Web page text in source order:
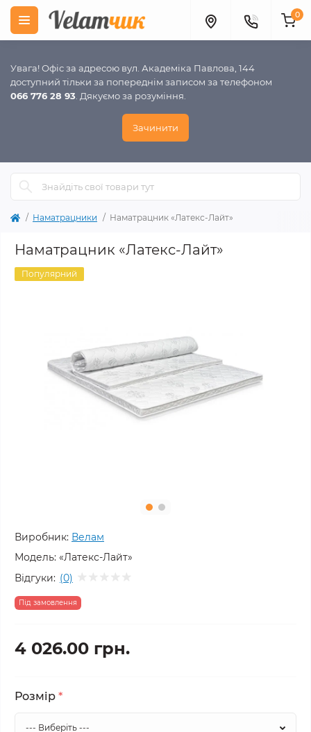
Увага! Офіс за адресою вул. Академіка Павлова, 144
доступний тільки за попереднім записом за телефоном
066 776 28 93 . Дякуємо за розуміння.
Зачинити
0
Наматрацники Наматрацник «Латекс-Лайт»
Наматрацник «Латекс-Лайт»
Популярний
Виробник: Велам
Модель: «Латекс-Лайт»
Відгуки: (0)
Під замовлення
4 026.00 грн.
Розмір *